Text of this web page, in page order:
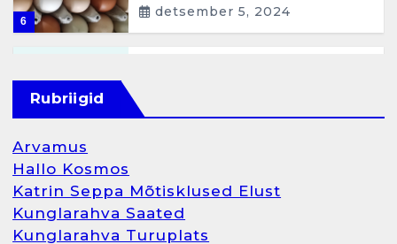
6
detsember 5, 2024
1
Rubriigid
Arvamus
Hallo Kosmos
Katrin Seppa Mõtisklused Elust
Kunglarahva Saated
Kunglarahva Turuplats